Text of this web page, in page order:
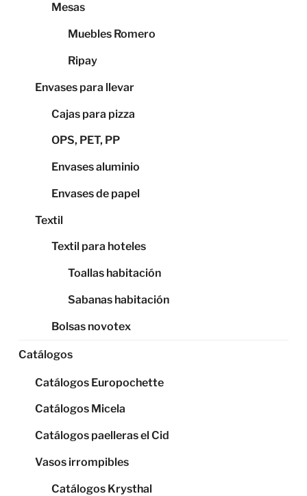
Mesas
Muebles Romero
Ripay
Envases para llevar
Cajas para pizza
OPS, PET, PP
Envases aluminio
Envases de papel
Textil
Textil para hoteles
Toallas habitación
Sabanas habitación
Bolsas novotex
Catálogos
Catálogos Europochette
Catálogos Micela
Catálogos paelleras el Cid
Vasos irrompibles
Catálogos Krysthal